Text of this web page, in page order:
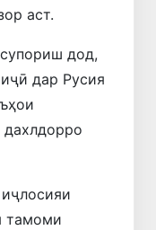
аст.
дод,
дар Русия
дахлдорро
тамоми